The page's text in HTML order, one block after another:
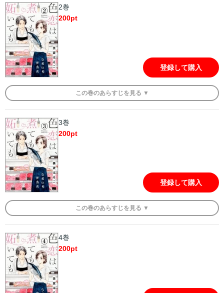
2巻
200pt
登録して購入
この巻のあらすじを 見る ▼
3巻
200pt
登録して購入
この巻のあらすじを 見る ▼
4巻
200pt